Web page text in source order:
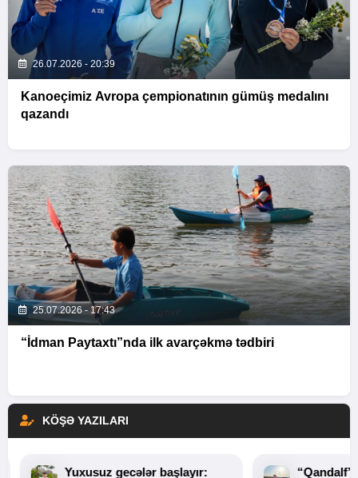
26.07.2026 - 20:39
Kanoeçimiz Avropa çempionatının gümüş medalını
qazandı
25.07.2026 - 17:43
“İdman Paytaxtı”nda ilk avarçəkmə tədbiri
KÖŞƏ YAZILARI
Yuxusuz gecələr başlayır: